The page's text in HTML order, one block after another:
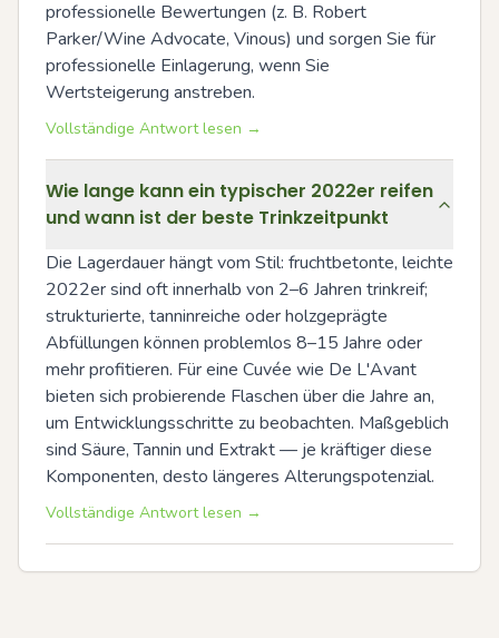
professionelle Bewertungen (z. B. Robert
Parker/Wine Advocate, Vinous) und sorgen Sie für
professionelle Einlagerung, wenn Sie
Wertsteigerung anstreben.
Vollständige Antwort lesen →
Wie lange kann ein typischer 2022er reifen
und wann ist der beste Trinkzeitpunkt
Die Lagerdauer hängt vom Stil: fruchtbetonte, leichte
2022er sind oft innerhalb von 2–6 Jahren trinkreif;
strukturierte, tanninreiche oder holzgeprägte
Abfüllungen können problemlos 8–15 Jahre oder
mehr profitieren. Für eine Cuvée wie De L'Avant
bieten sich probierende Flaschen über die Jahre an,
um Entwicklungsschritte zu beobachten. Maßgeblich
sind Säure, Tannin und Extrakt — je kräftiger diese
Komponenten, desto längeres Alterungspotenzial.
Vollständige Antwort lesen →